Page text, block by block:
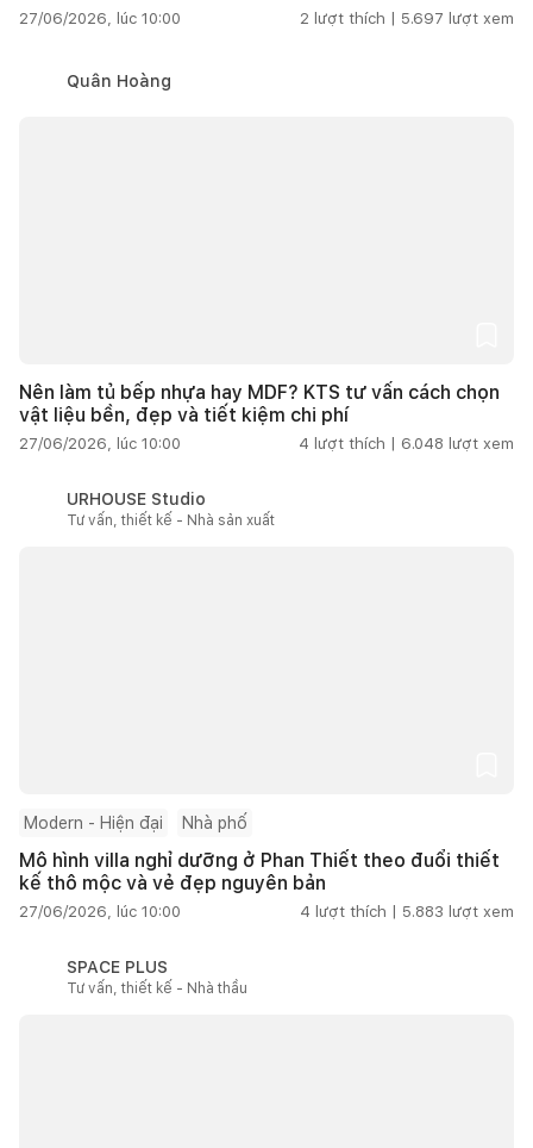
27/06/2026, lúc 10:00 2 lượt thích | 5.697 lượt xem
Quân Hoàng
Nên làm tủ bếp nhựa hay MDF? KTS tư vấn cách chọn
vật liệu bền, đẹp và tiết kiệm chi phí
27/06/2026, lúc 10:00 4 lượt thích | 6.048 lượt xem
URHOUSE Studio
Tư vấn, thiết kế - Nhà sản xuất
Modern - Hiện đại Nhà phố
Mô hình villa nghỉ dưỡng ở Phan Thiết theo đuổi thiết
kế thô mộc và vẻ đẹp nguyên bản
27/06/2026, lúc 10:00 4 lượt thích | 5.883 lượt xem
SPACE PLUS
Tư vấn, thiết kế - Nhà thầu